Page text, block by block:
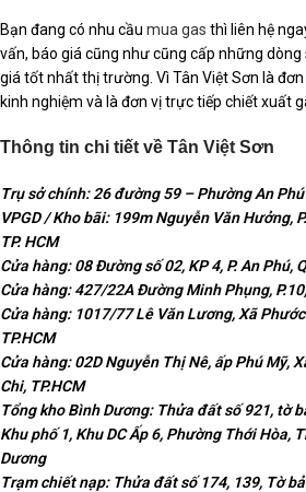
Bạn đang có nhu cầu mua gas thì liên hệ
vấn, báo giá cũng như cũng cấp những
giá tốt nhất thị trường. Vì Tân Việt Sơn là
kinh nghiệm và là đơn vị trực tiếp chiết xuất
Thông tin chi tiết về Tân Việt Sơn
Trụ sở chính: 26 đường 59 – Phường An Phú
VPGD / Kho bãi: 199m Nguyễn Văn Hưởng,
TP. HCM
Cửa hàng: 08 Đường số 02, KP 4, P. An Phú,
Cửa hàng: 427/22A Đường Minh Phụng,
Cửa hàng: 1017/77 Lê Văn Lương, Xã
TP.HCM
Cửa hàng: 02D Nguyễn Thị Nê, ấp Phú Mỹ,
Chi, TP.HCM
Tổng kho Bình Dương: Thửa đất số 921, tờ
Khu phố 1, Khu DC Ấp 6, Phường Thới Hòa,
Dương
Trạm chiết nạp: Thửa đất số 174, 139, Tờ